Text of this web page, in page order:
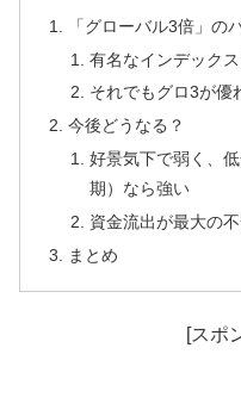
「グローバル3倍」の
有名なインデック
それでもグロ3が優
今後どうなる？
好景気下で弱く、
期）なら強い
資金流出が最大の
まとめ
[スポ